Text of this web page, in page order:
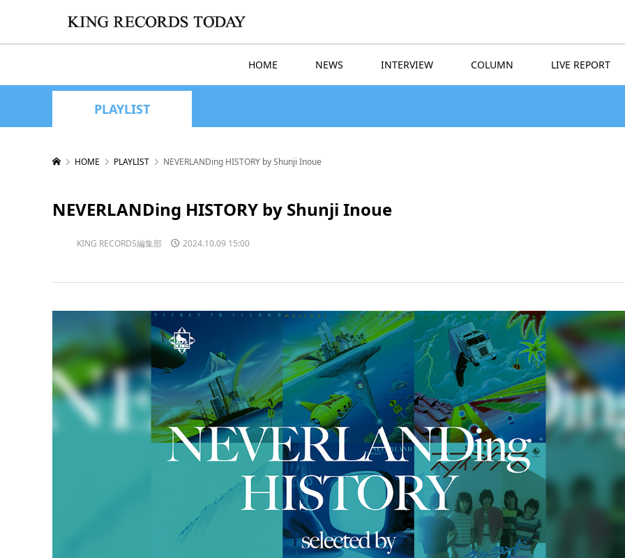
HOME NEWS INTERVIEW COLUMN LIVE REPORT
PLAYLIST
HOME PLAYLIST NEVERLANDing HISTORY by Shunji Inoue
NEVERLANDing HISTORY by Shunji Inoue
KING RECORDS編集部 2024.10.09 15:00